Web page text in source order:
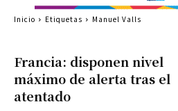
Francia: disponen nivel
máximo de alerta tras el
atentado
Inicio Etiquetas Manuel Valls